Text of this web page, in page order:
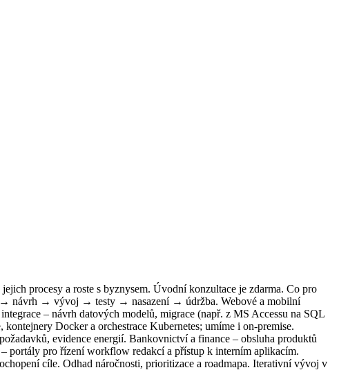
procesy a roste s byznysem. Úvodní konzultace je zdarma. Co pro
→ návrh → vývoj → testy → nasazení → údržba. Webové a mobilní
– návrh datových modelů, migrace (např. z MS Accessu na SQL
Docker a orchestrace Kubernetes; umíme i on-premise.
evidence energií. Bankovnictví a finance – obsluha produktů
portály pro řízení workflow redakcí a přístup k interním aplikacím.
cíle. Odhad náročnosti, prioritizace a roadmapa. Iterativní vývoj v